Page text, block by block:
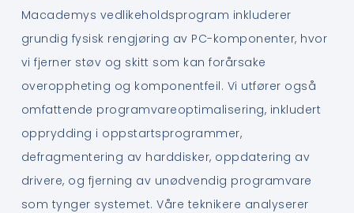
Macademys vedlikeholdsprogram inkluderer
grundig fysisk rengjøring av PC-komponenter, hvor
vi fjerner støv og skitt som kan forårsake
overoppheting og komponentfeil. Vi utfører også
omfattende programvareoptimalisering, inkludert
opprydding i oppstartsprogrammer,
defragmentering av harddisker, oppdatering av
drivere, og fjerning av unødvendig programvare
som tynger systemet. Våre teknikere analyserer